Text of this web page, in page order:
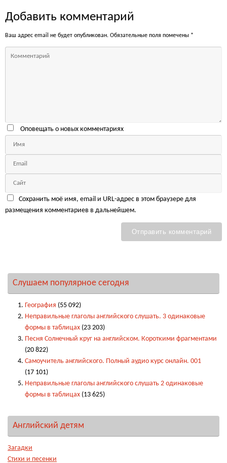
Добавить комментарий
Ваш адрес email не будет опубликован. Обязательные поля помечены *
Оповещать о новых комментариях
Сохранить моё имя, email и URL-адрес в этом браузере для
размещения комментариев в дальнейшем.
Слушаем популярное сегодня
География (55 092)
Неправильные глаголы английского слушать. 3 одинаковые
формы в таблицах (23 203)
Песня Солнечный круг на английском. Короткими фрагментами
(20 822)
Самоучитель английского. Полный аудио курс онлайн. 001
(17 101)
Неправильные глаголы английского слушать 2 одинаковые
формы в таблицах (13 625)
Английский детям
Загадки
Стихи и песенки